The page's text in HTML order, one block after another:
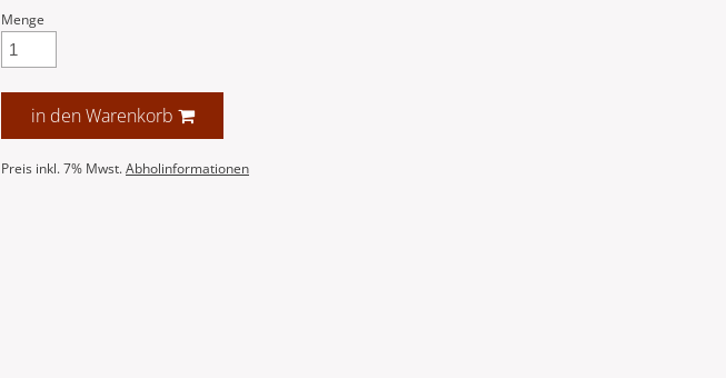
Menge
in den Warenkorb
Preis inkl. 7% Mwst. Abholinformationen